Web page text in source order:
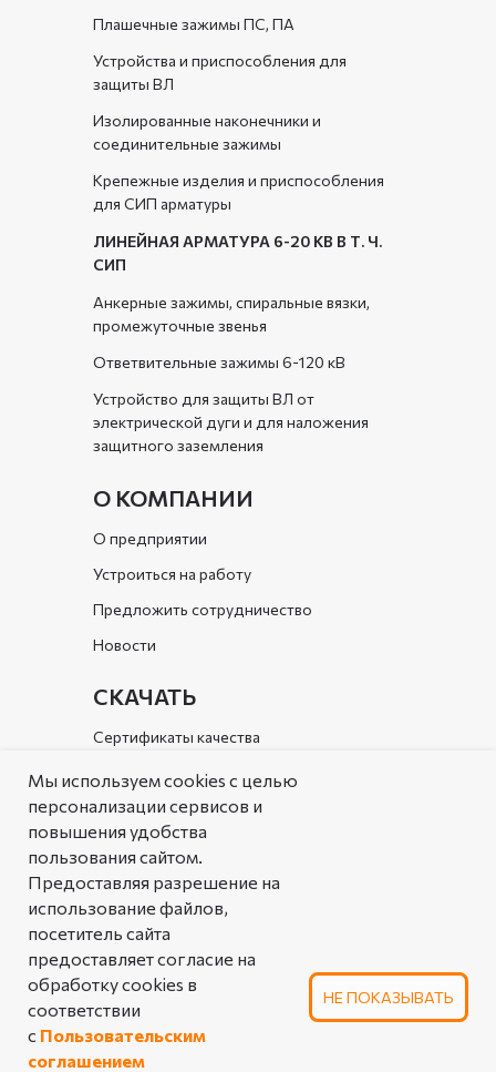
Мы используем cookies с целью
персонализации сервисов и
повышения удобства
пользования сайтом.
Предоставляя разрешение на
использование файлов,
посетитель сайта
предоставляет согласие на
обработку cookies в
соответствии
с Пользовательским
соглашением
НЕ ПОКАЗЫВАТЬ
Аналоговая таблица
линейной арматуры
Типовые решения
РЕШЕНИЯ
Каталог
Документы организации
Сертификаты качества
СКАЧАТЬ
Новости
Предложить сотрудничество
Устроиться на работу
О предприятии
О КОМПАНИИ
ЛИНЕЙНАЯ АРМАТУРА 6-20 КВ В Т. Ч.
СИП
Устройство для защиты ВЛ от
электрической дуги и для наложения
защитного заземления
Ответвительные зажимы 6-120 кВ
Анкерные зажимы, спиральные вязки,
промежуточные звенья
Крепежные изделия и приспособления
для СИП арматуры
Изолированные наконечники и
соединительные зажимы
Устройства и приспособления для
защиты ВЛ
Плашечные зажимы ПС, ПА
ПОЛЬЗОВАТЕЛЬСКОЕ СОГЛАШЕНИЕ
ОБ ИСПОЛЬЗОВАНИИ САЙТА